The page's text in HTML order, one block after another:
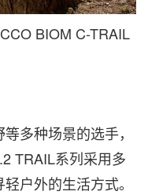
BIOM C-TRAIL
多种场景的选手，
TRAIL系列采用多
户外的生活方式。